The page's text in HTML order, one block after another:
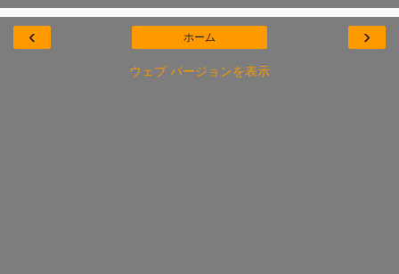
‹ ›
ホーム
ウェブ バージョンを表示